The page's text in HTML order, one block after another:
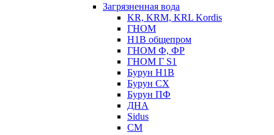
Загрязненная вода
KR, KRM, KRL Kordis
ГНОМ
Н1В общепром
ГНОМ Ф, ФР
ГНОМ Г S1
Бурун Н1В
Бурун СХ
Бурун ПФ
ДНА
Sidus
СМ